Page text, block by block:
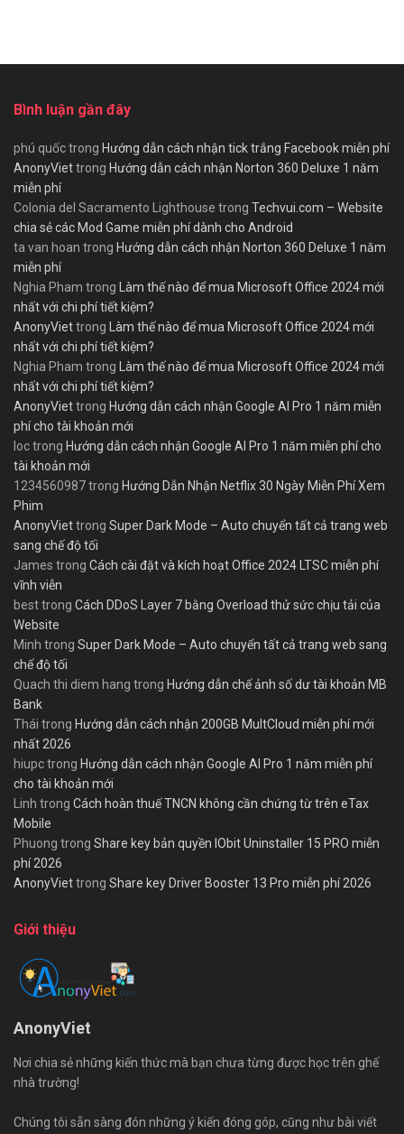
Bình luận gần đây
phú quốctrong Hướng dẫn cách nhận tick trắng Facebook miễn phí
AnonyViettrong Hướng dẫn cách nhận Norton 360 Deluxe 1 năm
miễn phí
Colonia del Sacramento Lighthouse trong Techvui.com – Website
chia sẻ các Mod Game miễn phí dành cho Android
ta van hoan trong Hướng dẫn cách nhận Norton 360 Deluxe 1 năm
miễn phí
Nghia Pham trong Làm thế nào để mua Microsoft Office 2024 mới
nhất với chi phí tiết kiệm?
AnonyViettrong Làm thế nào để mua Microsoft Office 2024 mới
nhất với chi phí tiết kiệm?
Nghia Pham trong Làm thế nào để mua Microsoft Office 2024 mới
nhất với chi phí tiết kiệm?
AnonyViettrong Hướng dẫn cách nhận Google AI Pro 1 năm miễn
phí cho tài khoản mới
loctrong Hướng dẫn cách nhận Google AI Pro 1 năm miễn phí cho
tài khoản mới
1234560987trong Hướng Dẫn Nhận Netflix 30 Ngày Miễn Phí Xem
Phim
AnonyViettrong Super Dark Mode – Auto chuyển tất cả trang web
sang chế độ tối
James trong Cách cài đặt và kích hoạt Office 2024 LTSC miễn phí
vĩnh viễn
besttrong Cách DDoS Layer 7 bằng Overload thử sức chịu tải của
Website
Minh trong Super Dark Mode – Auto chuyển tất cả trang web sang
chế độ tối
Quach thi diem hang trong Hướng dẫn chế ảnh số dư tài khoản MB
Bank
Thái trong Hướng dẫn cách nhận 200GB MultCloud miễn phí mới
nhất 2026
hiupctrong Hướng dẫn cách nhận Google AI Pro 1 năm miễn phí
cho tài khoản mới
Linh trong Cách hoàn thuế TNCN không cần chứng từ trên eTax
Mobile
Phuong trong Share key bản quyền IObit Uninstaller 15 PRO miễn
phí 2026
AnonyViettrong Share key Driver Booster 13 Pro miễn phí 2026
Giới thiệu
AnonyViet
Nơi chia sẻ những kiến thức mà bạn chưa từng được học trên ghế
nhà trường!
Chúng tôi sẵn sàng đón những ý kiến đóng góp, cũng như bài viết